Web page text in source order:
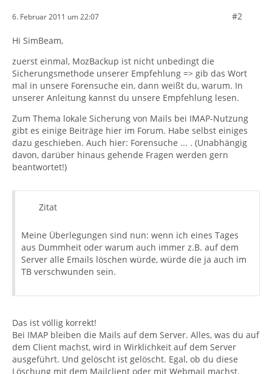
6. Februar 2011 um 22:07 #2
Hi SimBeam,
zuerst einmal, MozBackup ist nicht unbedingt die
Sicherungsmethode unserer Empfehlung => gib das Wort
mal in unsere Forensuche ein, dann weißt du, warum. In
unserer Anleitung kannst du unsere Empfehlung lesen.
Zum Thema lokale Sicherung von Mails bei IMAP-Nutzung
gibt es einige Beiträge hier im Forum. Habe selbst einiges
dazu geschieben. Auch hier: Forensuche ... . (Unabhängig
davon, darüber hinaus gehende Fragen werden gern
beantwortet!)
Zitat
Meine Überlegungen sind nun: wenn ich eines Tages
aus Dummheit oder warum auch immer z.B. auf dem
Server alle Emails löschen würde, würde die ja auch im
TB verschwunden sein.
Das ist völlig korrekt!
Bei IMAP bleiben die Mails auf dem Server. Alles, was du auf
dem Client machst, wird in Wirklichkeit auf dem Server
ausgeführt. Und gelöscht ist gelöscht. Egal, ob du diese
Löschung mit dem Mailclient oder mit Webmail machst.